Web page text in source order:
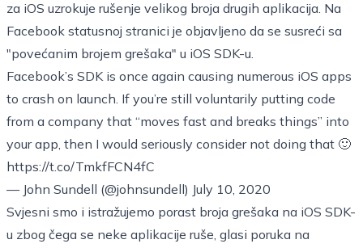
za iOS uzrokuje rušenje velikog broja drugih aplikacija. Na
Facebook statusnoj stranici je objavljeno da se susreći sa
"povećanim brojem grešaka" u iOS SDK-u.
Facebook’s SDK is once again causing numerous iOS apps
to crash on launch. If you’re still voluntarily putting code
from a company that “moves fast and breaks things” into
your app, then I would seriously consider not doing that 🙂
https://t.co/TmkfFCN4fC
— John Sundell (@johnsundell) July 10, 2020
Svjesni smo i istražujemo porast broja grešaka na iOS SDK-
u zbog čega se neke aplikacije ruše, glasi poruka na